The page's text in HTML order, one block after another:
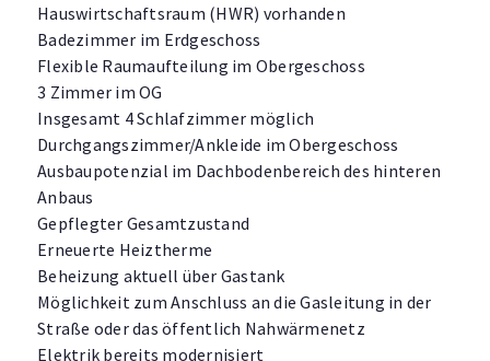
Hauswirtschaftsraum (HWR) vorhanden
Badezimmer im Erdgeschoss
Flexible Raumaufteilung im Obergeschoss
3 Zimmer im OG
Insgesamt 4 Schlafzimmer möglich
Durchgangszimmer/Ankleide im Obergeschoss
Ausbaupotenzial im Dachbodenbereich des hinteren
Anbaus
Gepflegter Gesamtzustand
Erneuerte Heiztherme
Beheizung aktuell über Gastank
Möglichkeit zum Anschluss an die Gasleitung in der
Straße oder das öffentlich Nahwärmenetz
Elektrik bereits modernisiert